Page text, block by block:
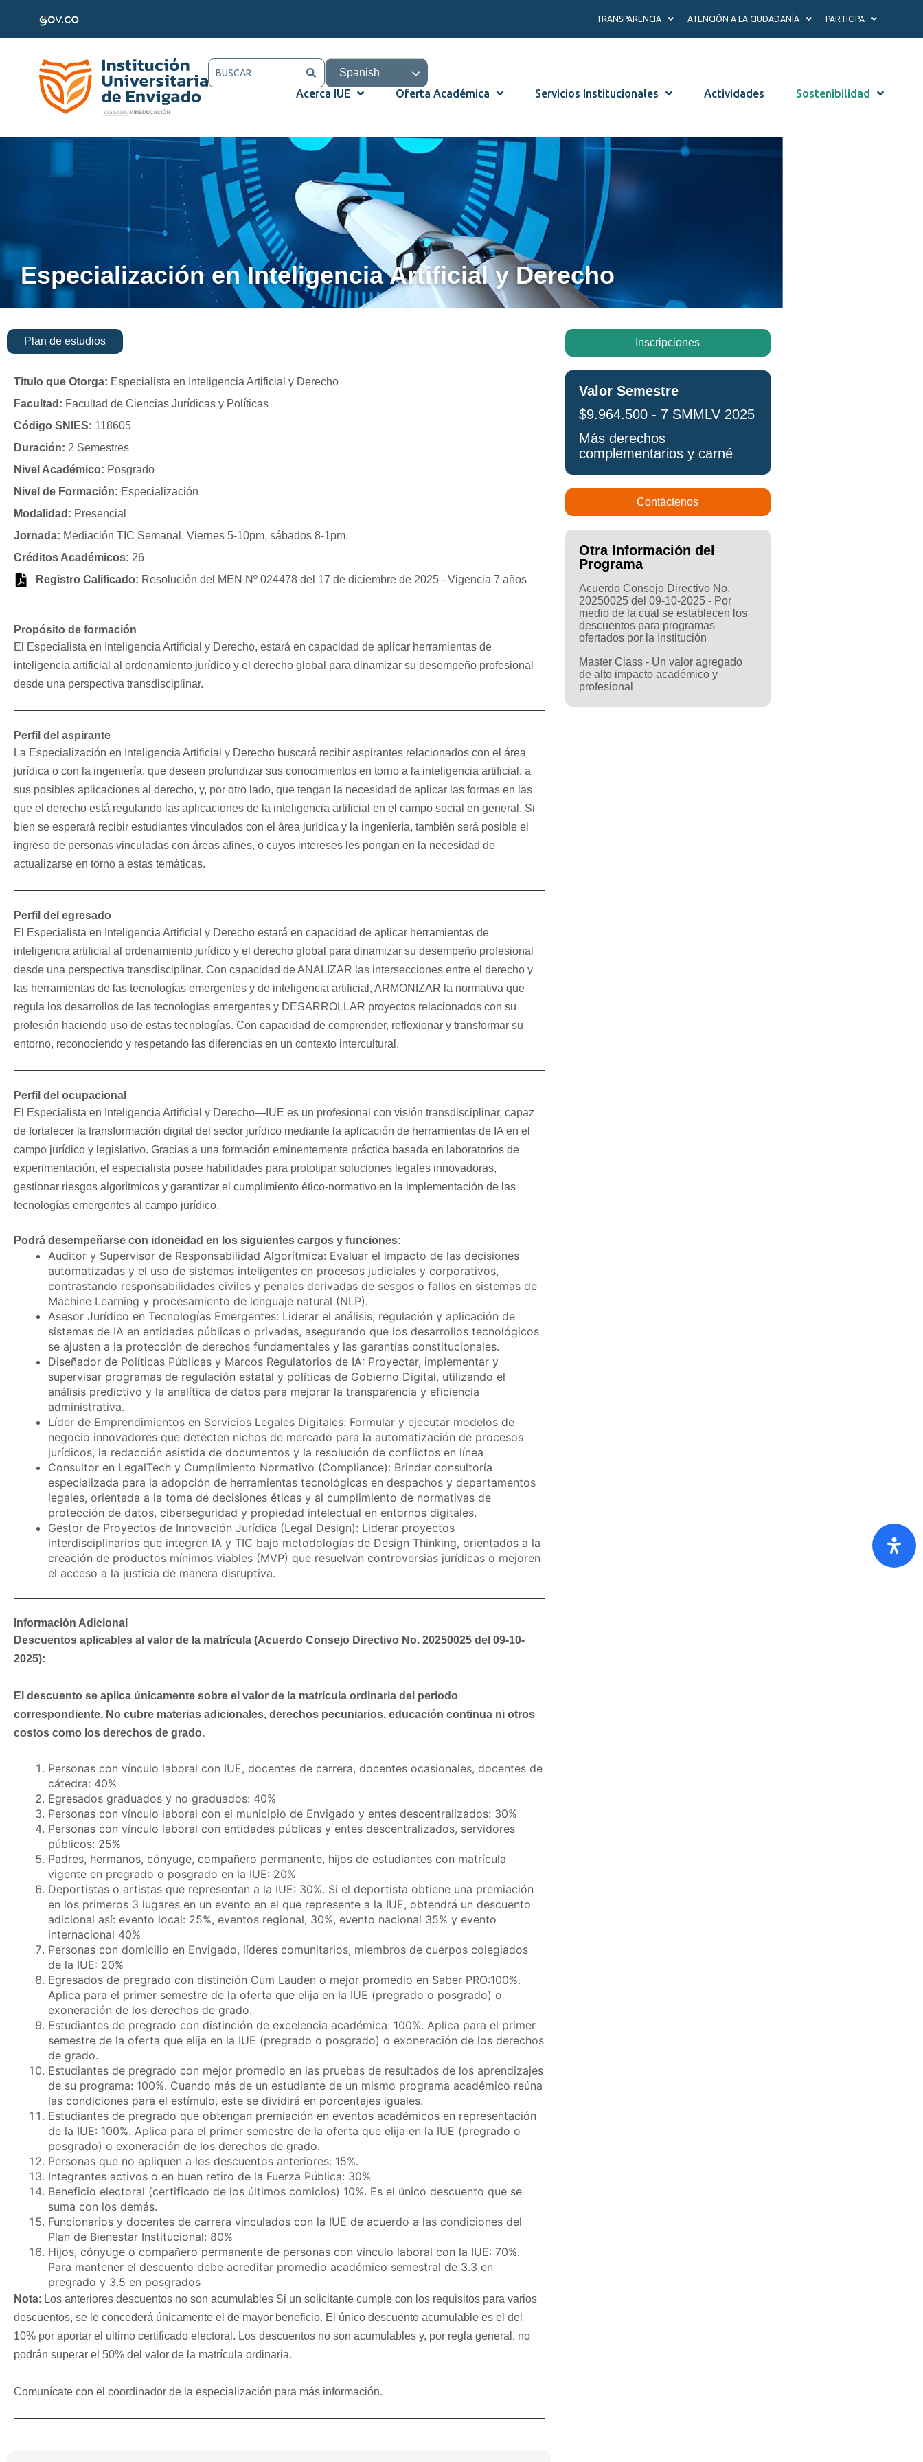
TRANSPARENCIA ATENCIÓN A LA CIUDADANÍA PARTICIPA
Spanish
Acerca IUE Oferta Académica Servicios Institucionales Actividades Sostenibilidad
Especialización en Inteligencia Artificial y Derecho
Plan de estudios
Titulo que Otorga: Especialista en Inteligencia Artificial y Derecho
Facultad: Facultad de Ciencias Jurídicas y Políticas
Código SNIES: 118605
Duración: 2 Semestres
Nivel Académico: Posgrado
Nivel de Formación: Especialización
Modalidad: Presencial
Jornada: Mediación TIC Semanal. Viernes 5-10pm, sábados 8-1pm.
Créditos Académicos: 26
Registro Calificado: Resolución del MEN Nº 024478 del 17 de diciembre de 2025 - Vigencia 7 años
Propósito de formación
El Especialista en Inteligencia Artificial y Derecho, estará en capacidad de aplicar herramientas de
inteligencia artificial al ordenamiento jurídico y el derecho global para dinamizar su desempeño profesional
desde una perspectiva transdisciplinar.
Perfil del aspirante
La Especialización en Inteligencia Artificial y Derecho buscará recibir aspirantes relacionados con el área
jurídica o con la ingeniería, que deseen profundizar sus conocimientos en torno a la inteligencia artificial, a
sus posibles aplicaciones al derecho, y, por otro lado, que tengan la necesidad de aplicar las formas en las
que el derecho está regulando las aplicaciones de la inteligencia artificial en el campo social en general. Si
bien se esperará recibir estudiantes vinculados con el área jurídica y la ingeniería, también será posible el
ingreso de personas vinculadas con áreas afines, o cuyos intereses les pongan en la necesidad de
actualizarse en torno a estas temáticas.
Perfil del egresado
El Especialista en Inteligencia Artificial y Derecho estará en capacidad de aplicar herramientas de
inteligencia artificial al ordenamiento jurídico y el derecho global para dinamizar su desempeño profesional
desde una perspectiva transdisciplinar. Con capacidad de ANALIZAR las intersecciones entre el derecho y
las herramientas de las tecnologías emergentes y de inteligencia artificial, ARMONIZAR la normativa que
regula los desarrollos de las tecnologías emergentes y DESARROLLAR proyectos relacionados con su
profesión haciendo uso de estas tecnologías. Con capacidad de comprender, reflexionar y transformar su
entorno, reconociendo y respetando las diferencias en un contexto intercultural.
Perfil del ocupacional
El Especialista en Inteligencia Artificial y Derecho—IUE es un profesional con visión transdisciplinar, capaz
de fortalecer la transformación digital del sector jurídico mediante la aplicación de herramientas de IA en el
campo jurídico y legislativo. Gracias a una formación eminentemente práctica basada en laboratorios de
experimentación, el especialista posee habilidades para prototipar soluciones legales innovadoras,
gestionar riesgos algorítmicos y garantizar el cumplimiento ético-normativo en la implementación de las
tecnologías emergentes al campo jurídico.
Podrá desempeñarse con idoneidad en los siguientes cargos y funciones:
Auditor y Supervisor de Responsabilidad Algorítmica: Evaluar el impacto de las decisiones
automatizadas y el uso de sistemas inteligentes en procesos judiciales y corporativos,
contrastando responsabilidades civiles y penales derivadas de sesgos o fallos en sistemas de
Machine Learning y procesamiento de lenguaje natural (NLP).
Asesor Jurídico en Tecnologías Emergentes: Liderar el análisis, regulación y aplicación de
sistemas de IA en entidades públicas o privadas, asegurando que los desarrollos tecnológicos
se ajusten a la protección de derechos fundamentales y las garantías constitucionales.
Diseñador de Políticas Públicas y Marcos Regulatorios de IA: Proyectar, implementar y
supervisar programas de regulación estatal y políticas de Gobierno Digital, utilizando el
análisis predictivo y la analítica de datos para mejorar la transparencia y eficiencia
administrativa.
Líder de Emprendimientos en Servicios Legales Digitales: Formular y ejecutar modelos de
negocio innovadores que detecten nichos de mercado para la automatización de procesos
jurídicos, la redacción asistida de documentos y la resolución de conflictos en línea
Consultor en LegalTech y Cumplimiento Normativo (Compliance): Brindar consultoría
especializada para la adopción de herramientas tecnológicas en despachos y departamentos
legales, orientada a la toma de decisiones éticas y al cumplimiento de normativas de
protección de datos, ciberseguridad y propiedad intelectual en entornos digitales.
Gestor de Proyectos de Innovación Jurídica (Legal Design): Liderar proyectos
interdisciplinarios que integren IA y TIC bajo metodologías de Design Thinking, orientados a la
creación de productos mínimos viables (MVP) que resuelvan controversias jurídicas o mejoren
el acceso a la justicia de manera disruptiva.
Información Adicional
Descuentos aplicables al valor de la matrícula (Acuerdo Consejo Directivo No. 20250025 del 09-10-
2025):
El descuento se aplica únicamente sobre el valor de la matrícula ordinaria del periodo
correspondiente. No cubre materias adicionales, derechos pecuniarios, educación continua ni otros
costos como los derechos de grado.
Personas con vínculo laboral con IUE, docentes de carrera, docentes ocasionales, docentes de
cátedra: 40%
Egresados graduados y no graduados: 40%
Personas con vínculo laboral con el municipio de Envigado y entes descentralizados: 30%
Personas con vínculo laboral con entidades públicas y entes descentralizados, servidores
públicos: 25%
Padres, hermanos, cónyuge, compañero permanente, hijos de estudiantes con matrícula
vigente en pregrado o posgrado en la IUE: 20%
Deportistas o artistas que representan a la IUE: 30%. Si el deportista obtiene una premiación
en los primeros 3 lugares en un evento en el que represente a la IUE, obtendrá un descuento
adicional así: evento local: 25%, eventos regional, 30%, evento nacional 35% y evento
internacional 40%
Personas con domicilio en Envigado, líderes comunitarios, miembros de cuerpos colegiados
de la IUE: 20%
Egresados de pregrado con distinción Cum Lauden o mejor promedio en Saber PRO:100%.
Aplica para el primer semestre de la oferta que elija en la IUE (pregrado o posgrado) o
exoneración de los derechos de grado.
Estudiantes de pregrado con distinción de excelencia académica: 100%. Aplica para el primer
semestre de la oferta que elija en la IUE (pregrado o posgrado) o exoneración de los derechos
de grado.
Estudiantes de pregrado con mejor promedio en las pruebas de resultados de los aprendizajes
de su programa: 100%. Cuando más de un estudiante de un mismo programa académico reúna
las condiciones para el estímulo, este se dividirá en porcentajes iguales.
Estudiantes de pregrado que obtengan premiación en eventos académicos en representación
de la IUE: 100%. Aplica para el primer semestre de la oferta que elija en la IUE (pregrado o
posgrado) o exoneración de los derechos de grado.
Personas que no apliquen a los descuentos anteriores: 15%.
Integrantes activos o en buen retiro de la Fuerza Pública: 30%
Beneficio electoral (certificado de los últimos comicios) 10%. Es el único descuento que se
suma con los demás.
Funcionarios y docentes de carrera vinculados con la IUE de acuerdo a las condiciones del
Plan de Bienestar Institucional: 80%
Hijos, cónyuge o compañero permanente de personas con vínculo laboral con la IUE: 70%.
Para mantener el descuento debe acreditar promedio académico semestral de 3.3 en
pregrado y 3.5 en posgrados
Nota: Los anteriores descuentos no son acumulables Si un solicitante cumple con los requisitos para varios
descuentos, se le concederá únicamente el de mayor beneficio. El único descuento acumulable es el del
10% por aportar el ultimo certificado electoral. Los descuentos no son acumulables y, por regla general, no
podrán superar el 50% del valor de la matrícula ordinaria.
Comunícate con el coordinador de la especialización para más información.
Inscripciones
Valor Semestre
$9.964.500 - 7 SMMLV 2025
Más derechos
complementarios y carné
Contáctenos
Otra Información del
Programa
Acuerdo Consejo Directivo No.
20250025 del 09-10-2025 - Por
medio de la cual se establecen los
descuentos para programas
ofertados por la Institución
Master Class - Un valor agregado
de alto impacto académico y
profesional